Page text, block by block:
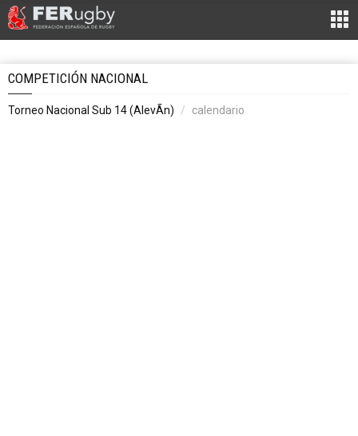
COMPETICIÓN NACIONAL
Torneo Nacional Sub 14 (AlevÃ­n) calendario